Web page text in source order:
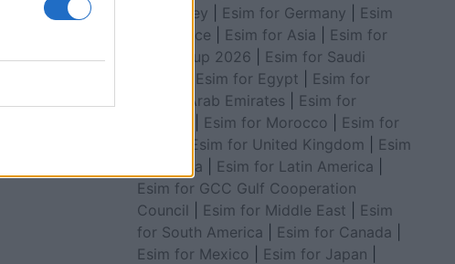
for Turkey
Esim for Germany
Esim
for Greece
Esim for Asia
Esim for
World Cup 2026
Esim for Saudi
Esim for Egypt
Esim for
United Arab Emirates
Esim for
Esim for Morocco
Esim for
Esim for United Kingdom
Esim
for Africa
Esim for Latin America
Esim for GCC Gulf Cooperation
Council
Esim for Middle East
Esim
for South America
Esim for Canada
Esim for Mexico
Esim for Japan